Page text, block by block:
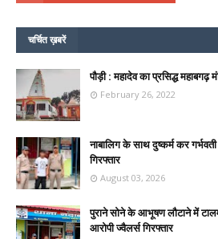
चर्चित ख़बरें
पौड़ी : महादेव का प्रसिद्ध
February 26, 2022
नाबालिग के साथ दुष्कर्म कर
गिरफ्तार
August 03, 2026
पुराने सोने के आभूषण लौटाने में
आरोपी ज्वैलर्स गिरफ्तार